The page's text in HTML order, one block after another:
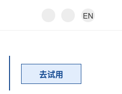
EN
去试用